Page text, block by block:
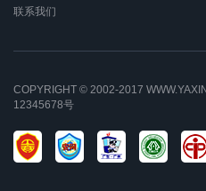
联系我们
COPYRIGHT © 2002-2017
12345678号